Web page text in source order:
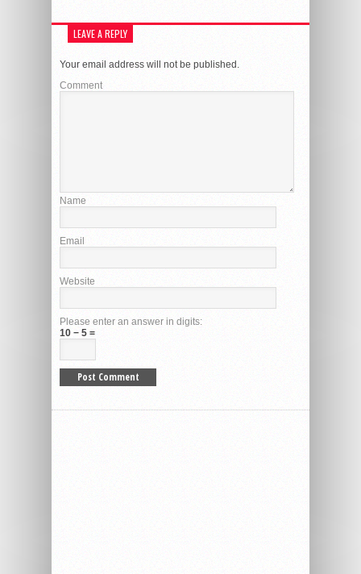
LEAVE A REPLY
Your email address will not be published.
Comment
Name
Email
Website
Please enter an answer in digits:
10 − 5 =